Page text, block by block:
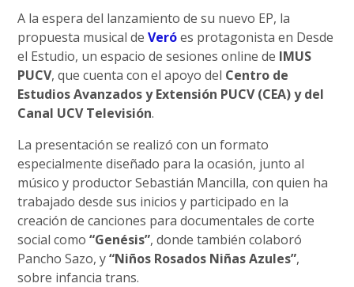
A la espera del lanzamiento de su nuevo EP, la
propuesta musical deVeróes protagonista en Desde
el Estudio, un espacio de sesiones online de IMUS
PUCV, que cuenta con el apoyo del Centro de
Estudios Avanzados y Extensión PUCV (CEA) y del
Canal UCV Televisión.
La presentación se realizó con un formato
especialmente diseñado para la ocasión, junto al
músico y productor Sebastián Mancilla, con quien ha
trabajado desde sus inicios y participado en la
creación de canciones para documentales de corte
social como“Genésis”, donde también colaboró
Pancho Sazo, y“Niños Rosados Niñas Azules”,
sobre infancia trans.